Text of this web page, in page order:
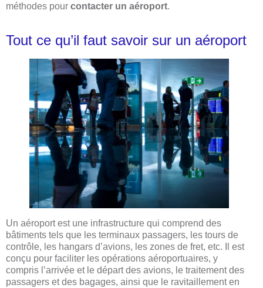
méthodes pour contacter un aéroport.
Tout ce qu’il faut savoir sur un aéroport
Un aéroport est une infrastructure qui comprend des
bâtiments tels que les terminaux passagers, les tours de
contrôle, les hangars d’avions, les zones de fret, etc. Il est
conçu pour faciliter les opérations aéroportuaires, y
compris l’arrivée et le départ des avions, le traitement des
passagers et des bagages, ainsi que le ravitaillement en